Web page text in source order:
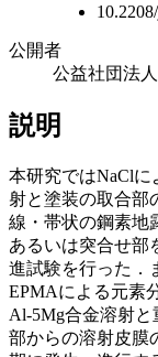
公開者
公益社団法
説明
本研究ではNaCl
射と塗装の取合部
線・帯状の鋼素地
あるいは突合せ部
進試験を行った．
EPMAによる元素
Al-5Mg合金溶射
部からの溶射皮膜